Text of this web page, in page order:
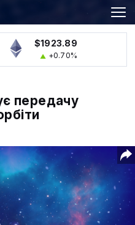
$1923.89
+0.70%
передачу